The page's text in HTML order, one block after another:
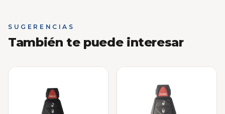
SUGERENCIAS
También te puede interesar